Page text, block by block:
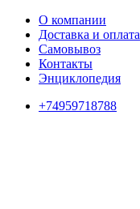
О компании
Доставка и оплата
Самовывоз
Контакты
Энциклопедия
+74959718788